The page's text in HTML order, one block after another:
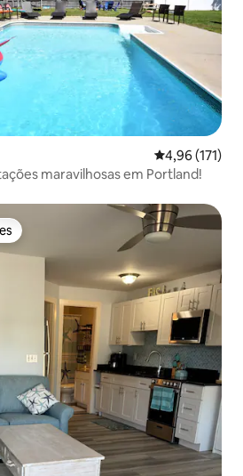
4,96 de uma
4,96 (171)
maravilhosas em Portland!